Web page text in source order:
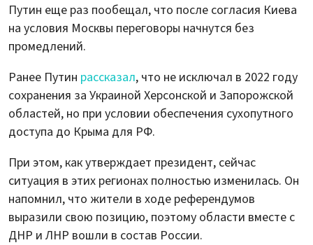
Путин еще раз пообещал, что после согласия Киева
на условия Москвы переговоры начнутся без
промедлений.
Ранее Путин рассказал, что не исключал в 2022 году
сохранения за Украиной Херсонской и Запорожской
областей, но при условии обеспечения сухопутного
доступа до Крыма для РФ.
При этом, как утверждает президент, сейчас
ситуация в этих регионах полностью изменилась. Он
напомнил, что жители в ходе референдумов
выразили свою позицию, поэтому области вместе с
ДНР и ЛНР вошли в состав России.